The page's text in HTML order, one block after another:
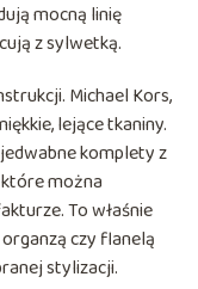
mocną linię
z sylwetką.
Michael Kors,
lejące tkaniny.
komplety z
można
To właśnie
czy flanelą
stylizacji.